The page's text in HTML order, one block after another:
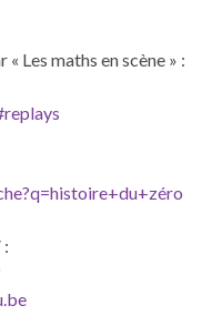
Les maths en scène » :